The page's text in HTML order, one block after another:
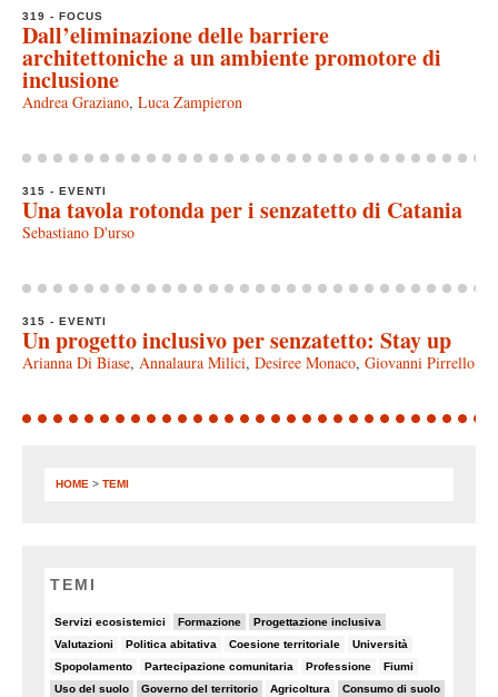
319 - FOCUS
Dall’eliminazione delle barriere
architettoniche a un ambiente promotore di
inclusione
Andrea Graziano, Luca Zampieron
315 - EVENTI
Una tavola rotonda per i senzatetto di Catania
Sebastiano D'urso
315 - EVENTI
Un progetto inclusivo per senzatetto: Stay up
Arianna Di Biase, Annalaura Milici, Desiree Monaco, Giovanni Pirrello
HOME > TEMI
TEMI
Servizi ecosistemici
6/82 Formazione
9/82 Progettazione inclusiva
10/82
Valutazioni
5/82 Politica abitativa
8/82 Coesione territoriale
8/82 Università
5/82
Spopolamento
6/82 Partecipazione comunitaria
7/82 Professione
5/82 Fiumi
8/82
Uso del suolo
9/82 Governo del territorio
19/82 Agricoltura
5/82 Consumo di suolo
19/82